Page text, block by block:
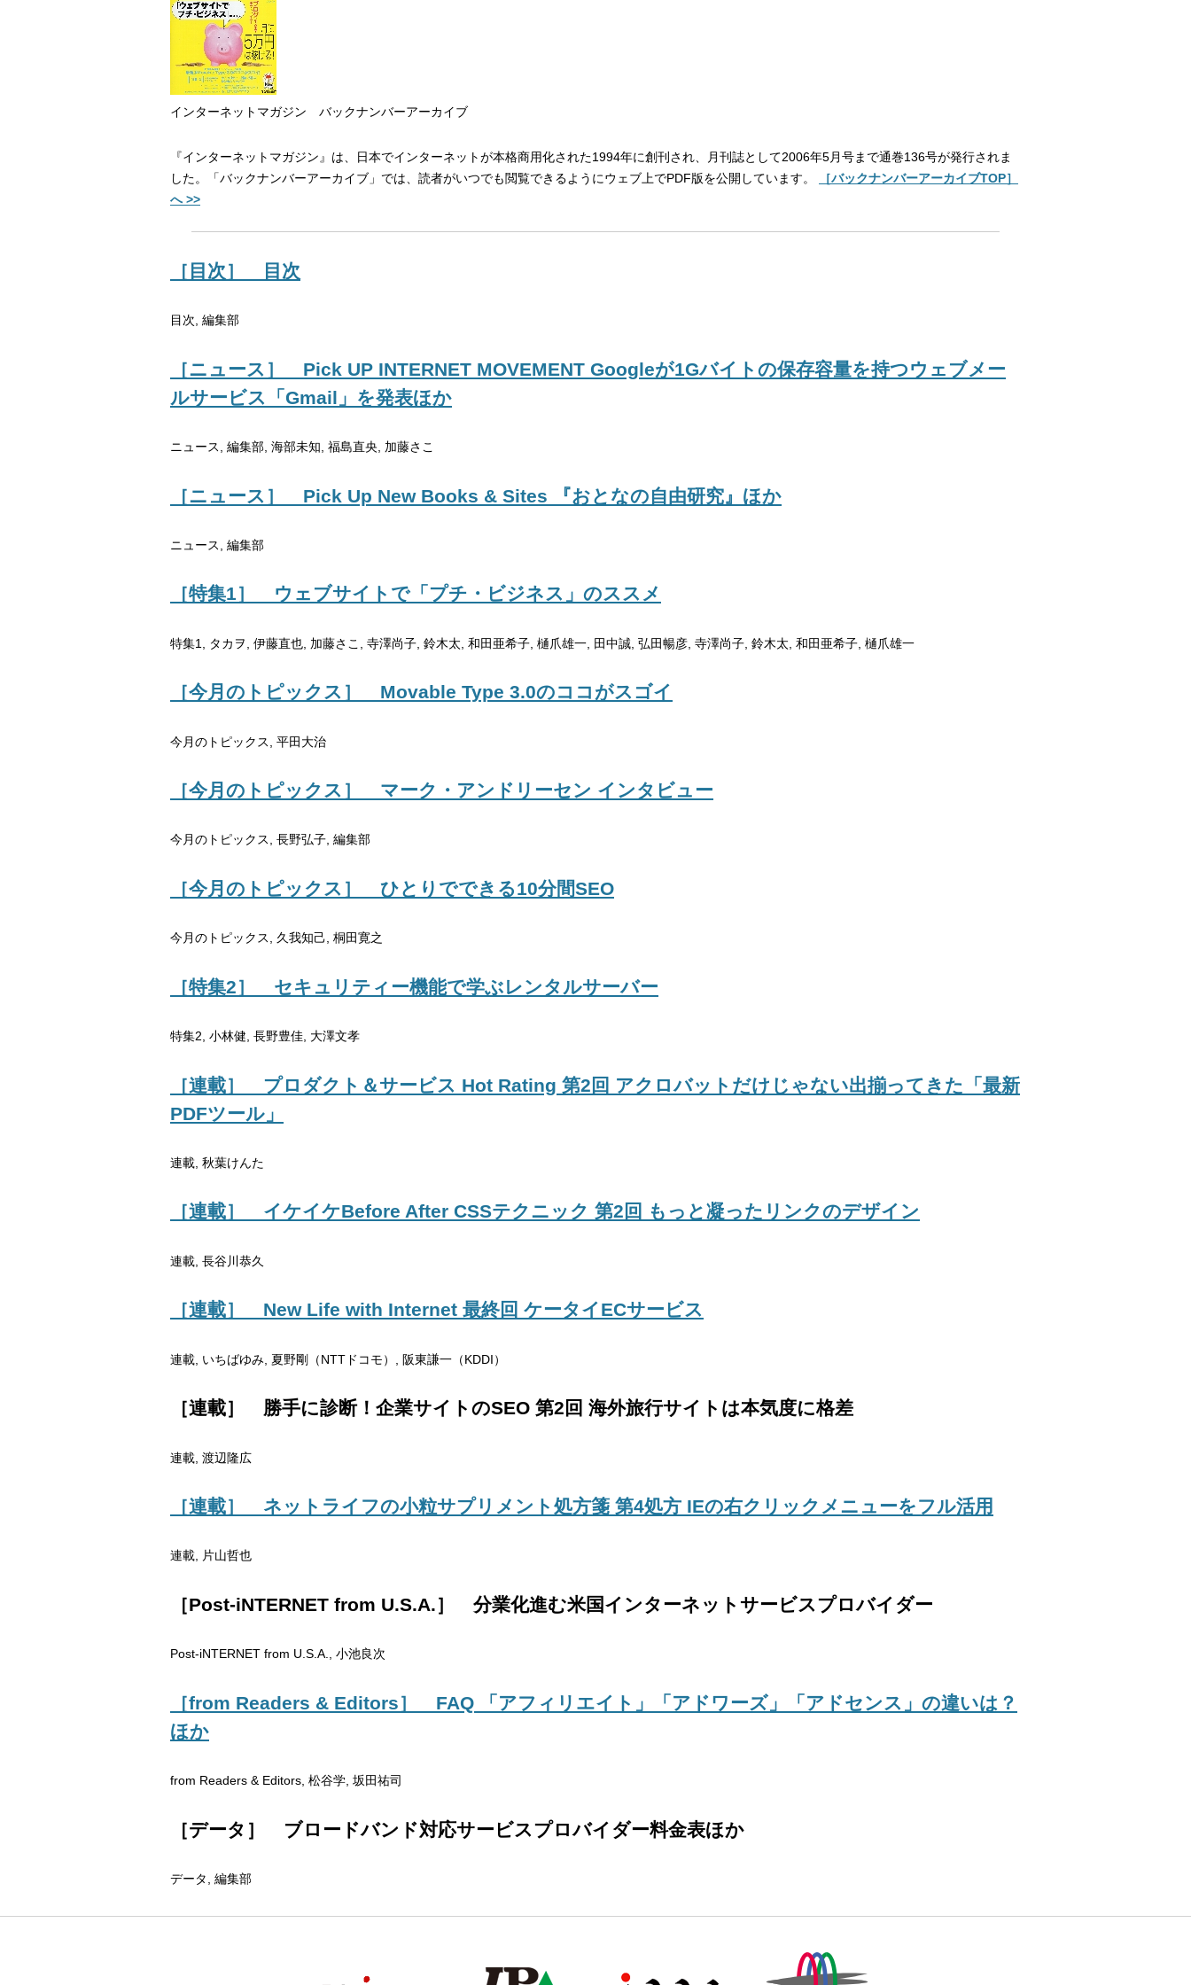
インターネットマガジン バックナンバーアーカイブ
『インターネットマガジン』は、日本でインターネットが本格商用化された1994年に創刊され、月刊誌として2006年5月号まで通巻136号が発行されま
した。「バックナンバーアーカイブ」では、読者がいつでも閲覧できるようにウェブ上でPDF版を公開しています。
［バックナンバーアーカイブTOP］
へ >>
［目次］ 目次
目次, 編集部
［ニュース］ Pick UP INTERNET MOVEMENT Googleが1Gバイトの保存容量を持つウェブメー
ルサービス「Gmail」を発表ほか
ニュース, 編集部, 海部未知, 福島直央, 加藤さこ
［ニュース］ Pick Up New Books & Sites 『おとなの自由研究』ほか
ニュース, 編集部
［特集1］ ウェブサイトで「プチ・ビジネス」のススメ
特集1, タカヲ, 伊藤直也, 加藤さこ, 寺澤尚子, 鈴木太, 和田亜希子, 樋爪雄一, 田中誠, 弘田暢彦, 寺澤尚子, 鈴木太, 和田亜希子, 樋爪雄一
［今月のトピックス］ Movable Type 3.0のココがスゴイ
今月のトピックス, 平田大治
［今月のトピックス］ マーク・アンドリーセン インタビュー
今月のトピックス, 長野弘子, 編集部
［今月のトピックス］ ひとりでできる10分間SEO
今月のトピックス, 久我知己, 桐田寛之
［特集2］ セキュリティー機能で学ぶレンタルサーバー
特集2, 小林健, 長野豊佳, 大澤文孝
［連載］ プロダクト＆サービス Hot Rating 第2回 アクロバットだけじゃない出揃ってきた「最新
PDFツール」
連載, 秋葉けんた
［連載］ イケイケBefore After CSSテクニック 第2回 もっと凝ったリンクのデザイン
連載, 長谷川恭久
［連載］ New Life with Internet 最終回 ケータイECサービス
連載, いちばゆみ, 夏野剛（NTTドコモ）, 阪東謙一（KDDI）
［連載］ 勝手に診断！企業サイトのSEO 第2回 海外旅行サイトは本気度に格差
連載, 渡辺隆広
［連載］ ネットライフの小粒サプリメント処方箋 第4処方 IEの右クリックメニューをフル活用
連載, 片山哲也
［Post-iNTERNET from U.S.A.］ 分業化進む米国インターネットサービスプロバイダー
Post-iNTERNET from U.S.A., 小池良次
［from Readers & Editors］ FAQ 「アフィリエイト」「アドワーズ」「アドセンス」の違いは？
ほか
from Readers & Editors, 松谷学, 坂田祐司
［データ］ ブロードバンド対応サービスプロバイダー料金表ほか
データ, 編集部